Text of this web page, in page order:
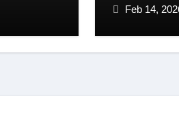
Feb 14,